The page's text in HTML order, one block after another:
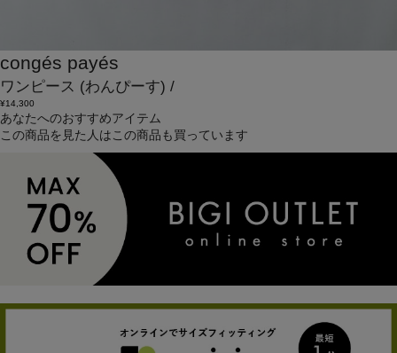
congés payés
ワンピース (わんぴーす) /
¥14,300
あなたへのおすすめアイテム
この商品を見た人はこの商品も買っています